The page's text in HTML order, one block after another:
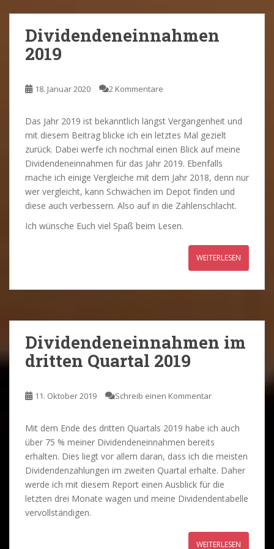
Dividendeneinnahmen
2019
18. Januar 2020 2 Kommentare
Das Jahr 2019 ist bekanntlich längst Vergangenheit und
mit diesem Beitrag blicke ich ein letztes Mal gezielt
zurück. Dabei werfe ich nochmal einen Blick auf meine
Dividendeneinnahmen für das Jahr 2019. Ebenfalls
mache ich einige Vergleiche mit dem Jahr 2018, denn nur
wer vergleicht, kann Schwächen im Depot finden und
diese auch verbessern. Also auf in die Zahlenschlacht.
Ich wünsche Euch viel Spaß beim Lesen.
WEITERLESEN
Dividendeneinnahmen im
dritten Quartal 2019
11. Oktober 2019 Schreib einen Kommentar
Mit dem Ende des dritten Quartals 2019 habe ich auch
über 75 % meiner Dividendeneinnahmen bereits
erhalten. Dies liegt vor allem daran, dass ich die meisten
Dividendenzahlungen im zweiten Quartal erhalte. Daher
werde ich mit diesem Report einen Ausblick für die
letzten drei Monate wagen und meine Dividendentabelle
vervollständigen.
WEITERLESEN